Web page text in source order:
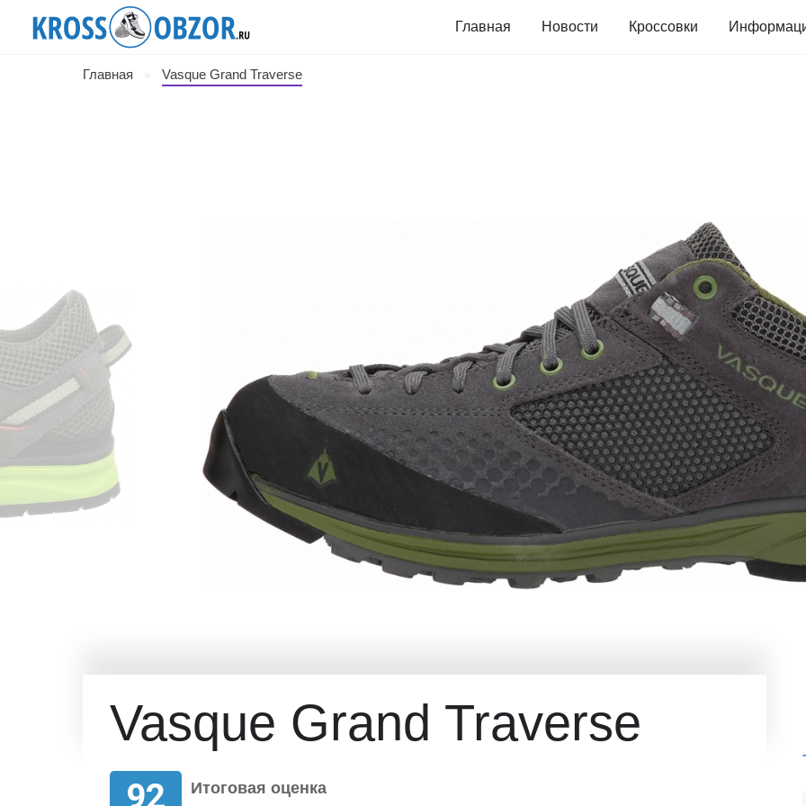
Главная Новости Кроссовки
Главная Vasque Grand Traverse
Vasque Grand Traverse
92
Итоговая оценка